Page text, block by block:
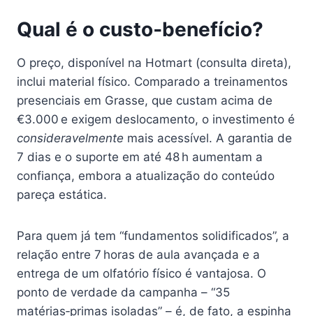
Qual é o custo‑benefício?
O preço, disponível na Hotmart (consulta direta),
inclui material físico. Comparado a treinamentos
presenciais em Grasse, que custam acima de
€3.000 e exigem deslocamento, o investimento é
consideravelmente mais acessível. A garantia de
7 dias e o suporte em até 48 h aumentam a
confiança, embora a atualização do conteúdo
pareça estática.
Para quem já tem “fundamentos solidificados”, a
relação entre 7 horas de aula avançada e a
entrega de um olfatório físico é vantajosa. O
ponto de verdade da campanha – “35
matérias‑primas isoladas” – é, de fato, a espinha